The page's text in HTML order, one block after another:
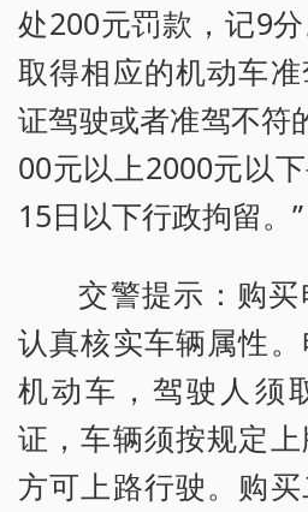
处200元罚款，记9
取得相应的机动车
证驾驶或者准驾不符
00元以上2000元以
15日以下行政拘留。”
交警提示：购
认真核实车辆属性
机动车，驾驶人须
证，车辆须按规定上
方可上路行驶。购